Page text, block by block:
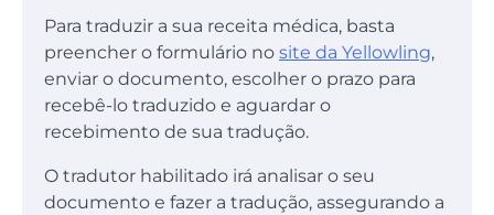
Para traduzir a sua receita médica, basta
preencher o formulário no site da Yellowling,
enviar o documento, escolher o prazo para
recebê-lo traduzido e aguardar o
recebimento de sua tradução.
O tradutor habilitado irá analisar o seu
documento e fazer a tradução, assegurando a